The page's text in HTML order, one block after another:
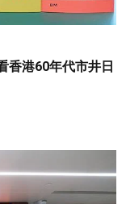
香港60年代市井日